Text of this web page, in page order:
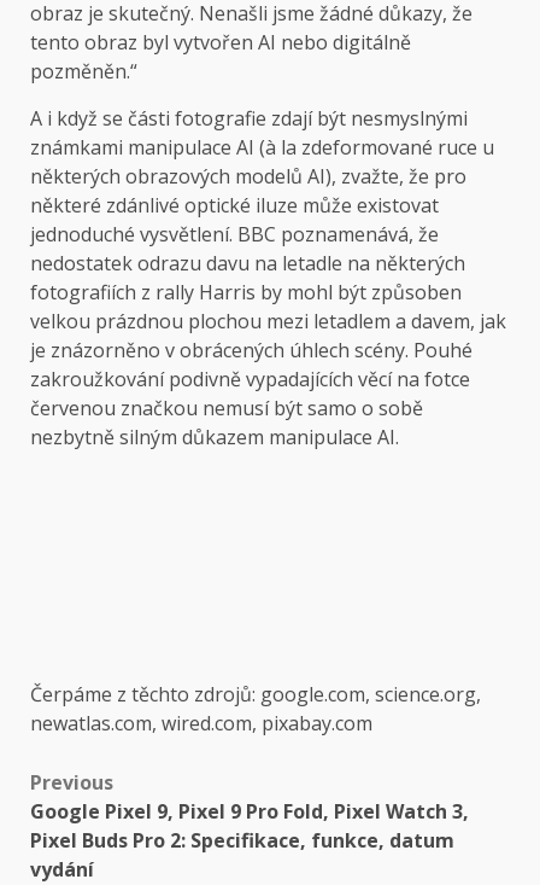
obraz je skutečný. Nenašli jsme žádné důkazy, že
tento obraz byl vytvořen AI nebo digitálně
pozměněn.“
A i když se části fotografie zdají být nesmyslnými
známkami manipulace AI (à la zdeformované ruce u
některých obrazových modelů AI), zvažte, že pro
některé zdánlivé optické iluze může existovat
jednoduché vysvětlení. BBC poznamenává, že
nedostatek odrazu davu na letadle na některých
fotografiích z rally Harris by mohl být způsoben
velkou prázdnou plochou mezi letadlem a davem, jak
je znázorněno v obrácených úhlech scény. Pouhé
zakroužkování podivně vypadajících věcí na fotce
červenou značkou nemusí být samo o sobě
nezbytně silným důkazem manipulace AI.
Čerpáme z těchto zdrojů: google.com, science.org,
newatlas.com, wired.com, pixabay.com
Post
navigation
Previous
Google Pixel 9, Pixel 9 Pro Fold, Pixel Watch 3,
Pixel Buds Pro 2: Specifikace, funkce, datum
vydání